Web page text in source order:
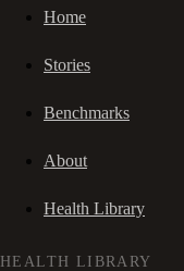
Home
Stories
Benchmarks
About
Health Library
HEALTH LIBRARY